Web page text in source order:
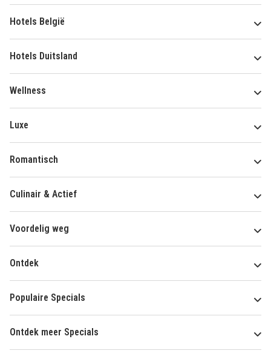
Hotels België
Hotels Duitsland
Wellness
Luxe
Romantisch
Culinair & Actief
Voordelig weg
Ontdek
Populaire Specials
Ontdek meer Specials